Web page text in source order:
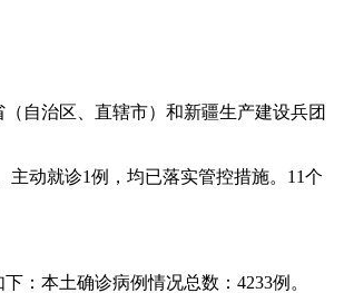
自治区、直辖市）和新疆生产建设兵团
主动就诊1例，均已落实管控措施。11个
：本土确诊病例情况总数：4233例。